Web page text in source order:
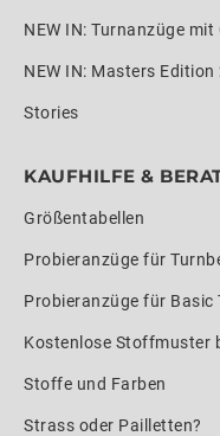
NEW IN: Turnanzüge
NEW IN: Masters Edition
Stories
KAUFHILFE &
Größentabellen
Probieranzüge für
Probieranzüge für Basic
Kostenlose Stoffmuster
Stoffe und Farben
Strass oder Pailletten?